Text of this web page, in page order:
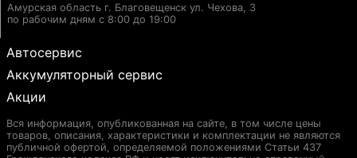
Амурская область г. Благовещенск ул. Чехова, 3
по рабочим дням с 8:00 до 19:00
Автосервис
Аккумуляторный сервис
Акции
Вся информация, опубликованная на сайте, в том числе цены
товаров, описания, характеристики и комплектации не являются
публичной офертой, определяемой положениями Статьи 437